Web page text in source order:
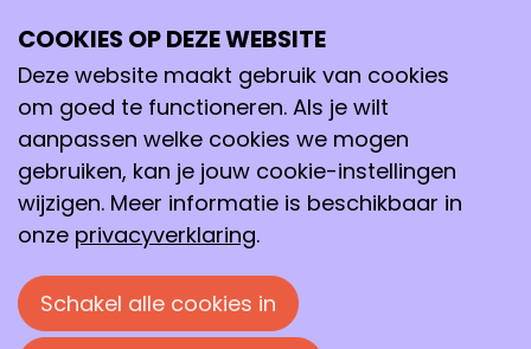
03
2019
19:30 - 23:00 Theater Odeon
Avond van de Chemie 2019
De 4e editie van de Avond van de Chemie
vond plaats in theater Odeon in Zwolle op
donderdag 3 oktober 2019.
COOKIES OP DEZE WEBSITE
Deze website maakt gebruik van cookies
om goed te functioneren. Als je wilt
aanpassen welke cookies we mogen
gebruiken, kan je jouw cookie-instellingen
wijzigen. Meer informatie is beschikbaar in
onze privacyverklaring.
Schakel alle cookies in